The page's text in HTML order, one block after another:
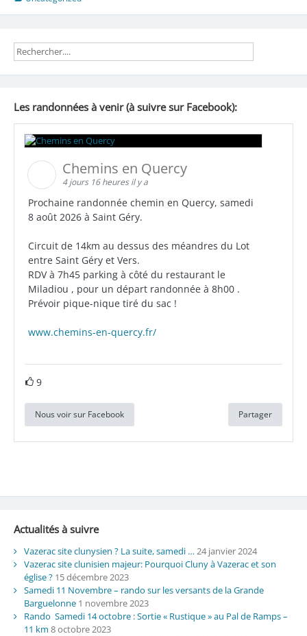
sans
ce
samedi
Les randonnées à venir (à suivre sur Facebook):
Chemins en Quercy
4 jours 16 heures il y a
Prochaine randonnée chemin en Quercy, samedi
8 août 2026 à Saint Géry.
Circuit de 14km au dessus des méandres du Lot
entre Saint Géry et Vers.
RDV à 7h45 parking à côté du restaurant le
Miladiou , pour un départ randonnée à 8h00 .
Prévoir pique-nique tiré du sac !
www.chemins-en-quercy.fr/
9
Nous voir sur Facebook Partager
Actualités à suivre
Vazerac site clunysien ? La suite, samedi … 24 janvier 2024
Vazerac site clunisien majeur: Pourquoi Cluny à Vazerac et son
église ? 15 décembre 2023
Samedi 11 Novembre – rando sur les versants de la Grande
Barguelonne 1 novembre 2023
Rando Samedi 14 octobre : Sortie « Rustique » au Pal de Ramps –
11 km 8 octobre 2023